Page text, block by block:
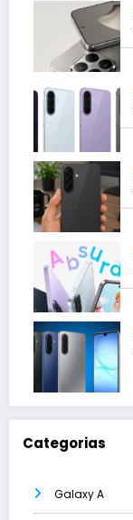
Categorias
Galaxy A